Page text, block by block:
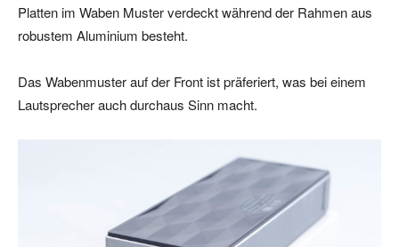
Platten im Waben Muster verdeckt während der Rahmen aus
robustem Aluminium besteht.
Das Wabenmuster auf der Front ist präferiert, was bei einem
Lautsprecher auch durchaus Sinn macht.